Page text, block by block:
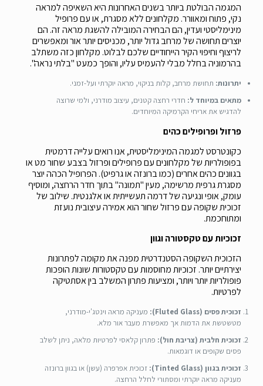
המגמה הבולטת ביותר בשנים האחרונות היא השאיפה למראה
נקי, פתוח ומאוורר. מקלחונים ללא מסגרת, או עם פרופיל
מינימליסטי ועדין, הם הבחירה המובילה להשגת מראה זה. הם
יוצרים תחושה של מרחב גדול יותר, מכניסים יותר אור ומאפשרים
לריצוף וחיפוי הקיר הייחודיים שלכם לבלוט. מקלחון כזה משתלב
בהרמוניה בחלל מבלי להעמיס עליו, והופך כמעט "בלתי נראה".
יתרונות: תחושת מרחב, קלות בניקוי, מראה יוקרתי ועל-זמני.
מתאים במיוחד ל: חדרי רחצה קטנים, עיצוב מודרני, ולמי שרוצה
להדגיש את אריחי הקרמיקה המיוחדים.
פרזול ופרופילים כהים
כקונטרסט למגמה המינימליסטית, אנו רואים עלייה דרמטית
בפופולריות של מקלחונים עם פרופילים ופרזול בצבע שחור מט או
בגוונים כהים אחרים (כמו ברונזה או גרפיט). הפרופיל הכהה יוצר
מסגרת גרפית מרשימה, מעין "תמונה" בתוך חדר הרחצה, ומוסיף
עומק, אופי ונגיעה של דרמה תעשייתית או אלגנטית. שילוב של
זכוכית שקופה עם פרזול שחור הוא אמירה עיצובית נועזת
ומתוחכמת.
זכוכיות עם טקסטורה וגוון
הזכוכית השקופה הסטנדרטית מפנה את מקומה לפתרונות
יצירתיים יותר. זכוכיות מחוסמות עם טקסטורות שונות הופכות
פופולריות יותר ויותר, ומציעות פתרון המשלב בין אסתטיקה
לפרטיות.
זכוכית פסים (Fluted Glass):
מעניקה מראה וינטג'י-מודרני,
מטשטשת את הדמות אך מאפשרת מעבר אור מלא.
זכוכית חלבית (צריבת חול): פתרון קלאסי לפרטיות מלאה, ניתן לשלב
פסים שקופים או דוגמאות.
זכוכית בגוון (Tinted Glass):
זכוכית אפרפרה (עשן) או בגוון ברונזה
מעניקה מראה יוקרתי ומסתורי לחלל הרחצה.